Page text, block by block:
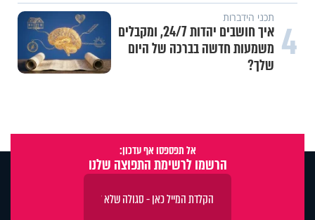
4 תכני הידברות
איך חושבים יהדות 24/7, ומקבלים
משמעות חדשה בברכה של היום
שלך?
אל תפספסו אף עדכון:
הרשמו לרשימת התפוצה שלנו